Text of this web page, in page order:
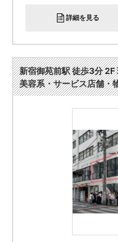
詳細を見る
新宿御苑前駅 徒歩3分
美容系・サービス店舗